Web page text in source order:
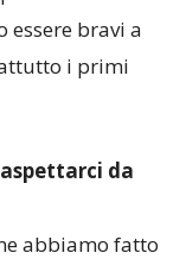
essere bravi a
i primi
da
abbiamo fatto